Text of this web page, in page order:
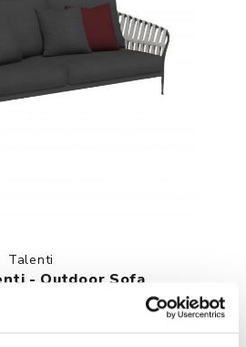
Talenti
- Outdoor Sofa